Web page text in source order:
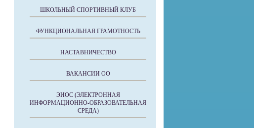
ШКОЛЬНЫЙ СПОРТИВНЫЙ КЛУБ
ФУНКЦИОНАЛЬНАЯ ГРАМОТНОСТЬ
НАСТАВНИЧЕСТВО
ВАКАНСИИ ОО
ЭИОС (ЭЛЕКТРОННАЯ
ИНФОРМАЦИОННО-ОБРАЗОВАТЕЛЬНАЯ
СРЕДА)